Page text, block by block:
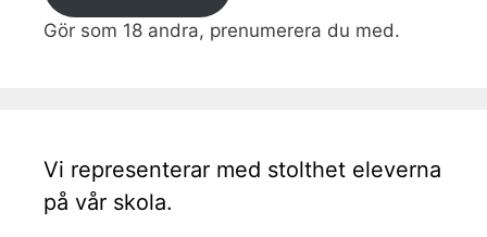
Gör som 18 andra, prenumerera du med.
Vi representerar med stolthet eleverna
på vår skola.